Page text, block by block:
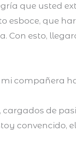
que usted
esboce, que
Con esto,
compañera
de
convencido,